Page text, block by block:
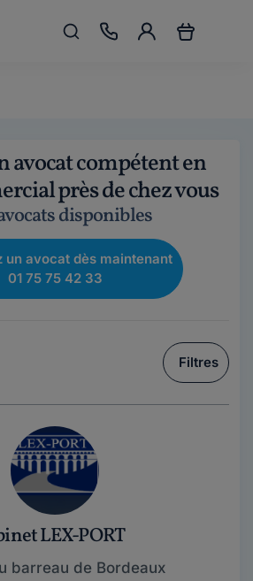
avocat compétent en
près de chez vous
disponibles
un avocat dès maintenant
01 75 75 42 33
Filtres
LEX-PORT
barreau de Bordeaux